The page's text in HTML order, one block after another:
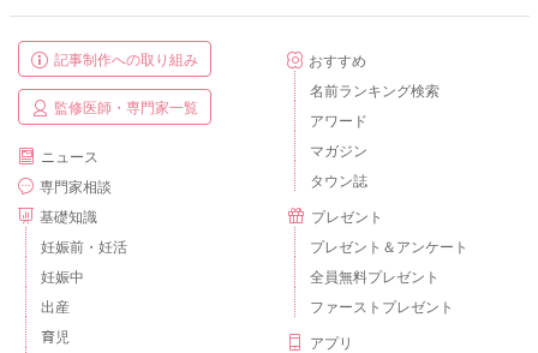
記事制作への取り組み
監修医師・専門家一覧
ニュース
専門家相談
基礎知識
妊娠前・妊活
妊娠中
出産
育児
おすすめ
名前ランキング検索
アワード
マガジン
タウン誌
プレゼント
プレゼント＆アンケート
全員無料プレゼント
ファーストプレゼント
アプリ